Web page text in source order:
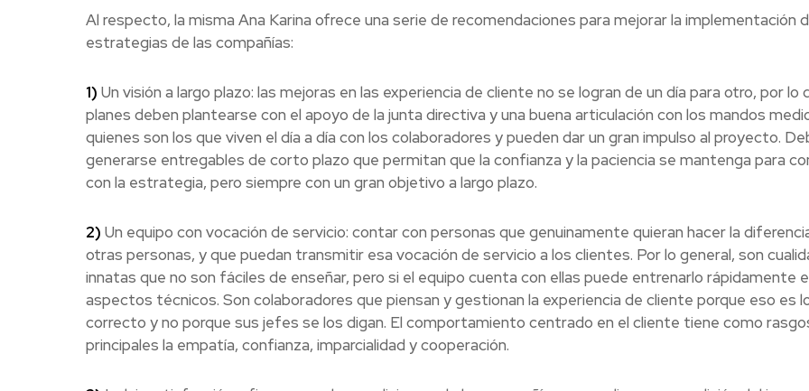
Al respecto, la misma Ana Karina ofrece una serie de recomendaciones para mejorar la implementación
estrategias de las compañías:
1) Un visión a largo plazo: las mejoras en las experiencia de cliente no se logran de un día para otro, por lo
planes deben plantearse con el apoyo de la junta directiva y una buena articulación con los mandos
quienes son los que viven el día a día con los colaboradores y pueden dar un gran impulso al proyecto.
generarse entregables de corto plazo que permitan que la confianza y la paciencia se mantenga para
con la estrategia, pero siempre con un gran objetivo a largo plazo.
2) Un equipo con vocación de servicio: contar con personas que genuinamente quieran hacer la
otras personas, y que puedan transmitir esa vocación de servicio a los clientes. Por lo general, son
innatas que no son fáciles de enseñar, pero si el equipo cuenta con ellas puede entrenarlo rápidamente
aspectos técnicos. Son colaboradores que piensan y gestionan la experiencia de cliente porque eso es
correcto y no porque sus jefes se los digan. El comportamiento centrado en el cliente tiene como
principales la empatía, confianza, imparcialidad y cooperación.